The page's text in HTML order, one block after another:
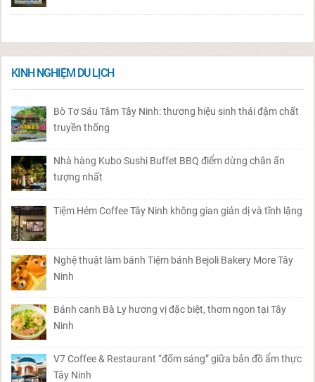
KINH NGHIỆM DU LỊCH
Bò Tơ Sáu Tâm Tây Ninh: thương hiệu sinh thái đậm chất
truyền thống
Nhà hàng Kubo Sushi Buffet BBQ điểm dừng chân ấn
tượng nhất
Tiệm Hẻm Coffee Tây Ninh không gian giản dị và tĩnh lặng
Nghệ thuật làm bánh Tiệm bánh Bejoli Bakery More Tây
Ninh
Bánh canh Bà Ly hương vị đặc biệt, thơm ngon tại Tây
Ninh
V7 Coffee & Restaurant “đốm sáng” giữa bản đồ ẩm thực
Tây Ninh